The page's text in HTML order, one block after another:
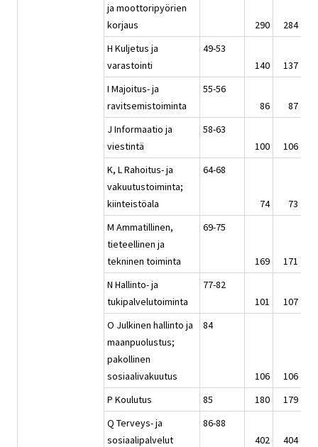
ja moottoripyörien
korjaus
290 284
H Kuljetus ja
varastointi
49-53
140
137
I Majoitus- ja
ravitsemistoiminta
55-56
86
87
J Informaatio ja
viestintä
58-63
100
106
K, L Rahoitus- ja
vakuutustoiminta;
kiinteistöala
64-68
74 73
M Ammatillinen,
tieteellinen ja
tekninen toiminta
69-75
169 171
N Hallinto- ja
tukipalvelutoiminta
77-82
101
107
O Julkinen hallinto ja
maanpuolustus;
pakollinen
sosiaalivakuutus
84
106 106
P Koulutus
85 180 179
Q Terveys- ja
sosiaalipalvelut
86-88
402
404